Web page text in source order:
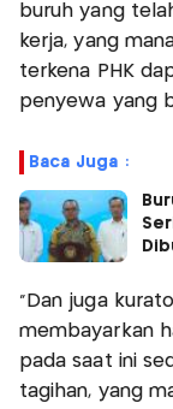
buruh yang
kerja, yang
terkena PHK
penyewa yang
Baca Juga :
“Dan juga
membayarkan
pada saat ini
tagihan, yang